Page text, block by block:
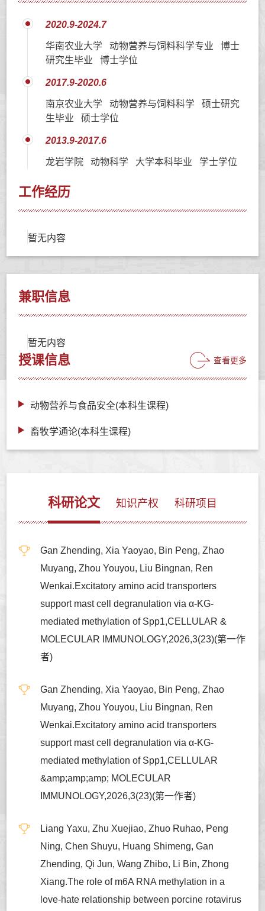
2020.9-2024.7
华南农业大学 动物营养与饲料科学专业 博士
研究生毕业 博士学位
2017.9-2020.6
南京农业大学 动物营养与饲料科学 硕士研究
生毕业 硕士学位
2013.9-2017.6
龙岩学院 动物科学 大学本科毕业 学士学位
工作经历
暂无内容
兼职信息
暂无内容
授课信息 查看更多
动物营养与食品安全(本科生课程)
畜牧学通论(本科生课程)
科研论文 知识产权 科研项目
Gan Zhending, Xia Yaoyao, Bin Peng, Zhao
Muyang, Zhou Youyou, Liu Bingnan, Ren
Wenkai.Excitatory amino acid transporters
support mast cell degranulation via α-KG-
mediated methylation of Spp1,CELLULAR &
MOLECULAR IMMUNOLOGY,2026,3(23)(第一作
者)
Gan Zhending, Xia Yaoyao, Bin Peng, Zhao
Muyang, Zhou Youyou, Liu Bingnan, Ren
Wenkai.Excitatory amino acid transporters
support mast cell degranulation via α-KG-
mediated methylation of Spp1,CELLULAR
&amp;amp;amp; MOLECULAR
IMMUNOLOGY,2026,3(23)(第一作者)
Liang Yaxu, Zhu Xuejiao, Zhuo Ruhao, Peng
Ning, Chen Shuyu, Huang Shimeng, Gan
Zhending, Qi Jun, Wang Zhibo, Li Bin, Zhong
Xiang.The role of m6A RNA methylation in a
love-hate relationship between porcine rotavirus